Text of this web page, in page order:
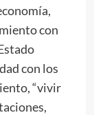
con
con los
“vivir